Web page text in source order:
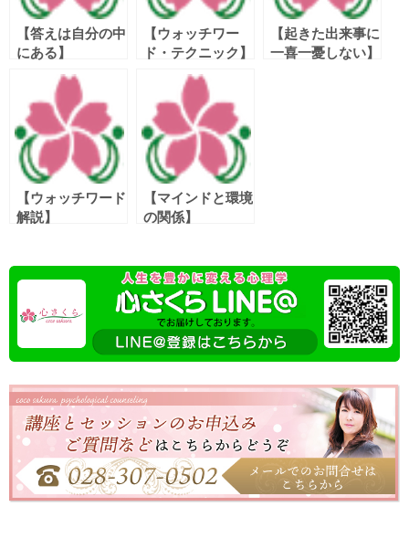
【答えは自分の中
にある】
【ウォッチワー
ド・テクニック】
【起きた出来事に
一喜一憂しない】
【ウォッチワード
解説】
【マインドと環境
の関係】